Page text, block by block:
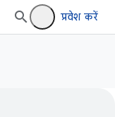
प्रवेश करें